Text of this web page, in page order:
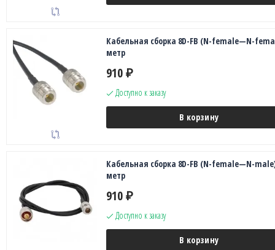
Кабельная сборка 8D-FB (N-female—N-
метр
910 ₽
Доступно к заказу
В корзину
Кабельная сборка 8D-FB (N-female—N-
метр
910 ₽
Доступно к заказу
В корзину